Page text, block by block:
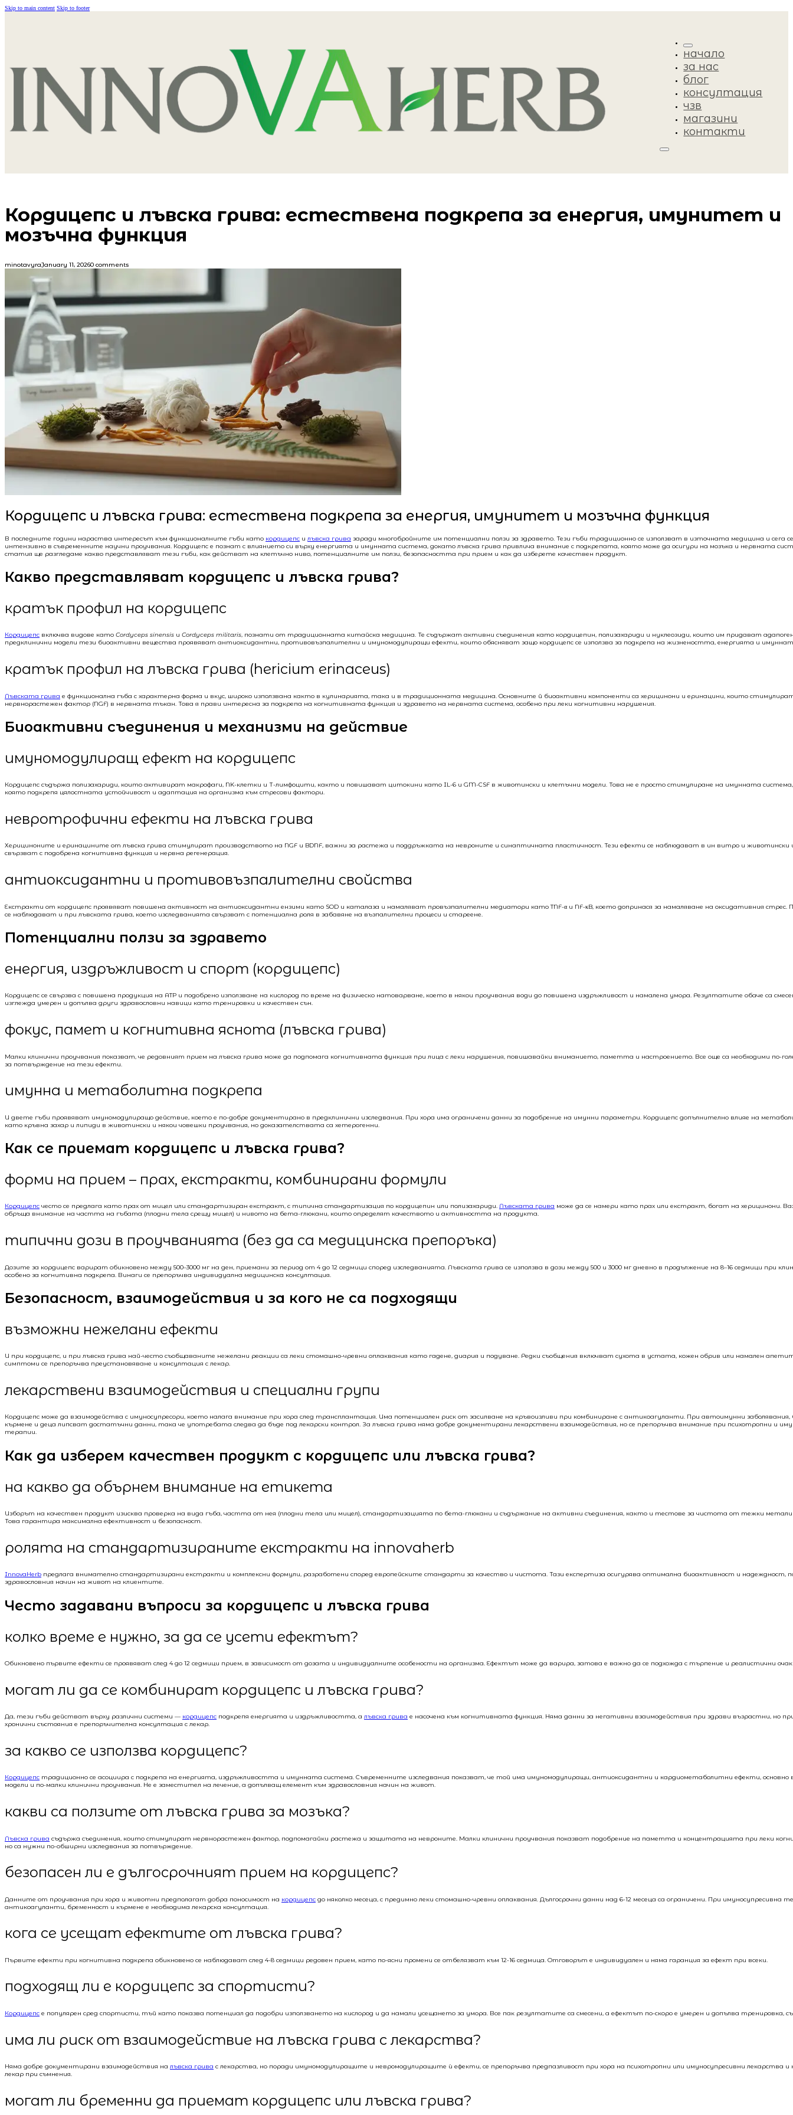
Skip to main content Skip to footer
начало
за нас
блог
консултация
чзв
магазини
контакти
Кордицепс и лъвска грива: естествена подкрепа за енергия, имунитет и
мозъчна функция
minotavyraJanuary 11, 20260 comments
Кордицепс и лъвска грива: естествена подкрепа за енергия, имунитет и мозъчна функция
В последните години нараства интересът към функционалните гъби като кордицепс илъвска грива заради многобройните им потенциални ползи за здравето. Тези гъби традиционно се използват в източната медицина и сега
интензивно в съвременните научни проучвания. Кордицепс е познат с влиянието си върху енергията и имунната система, докато лъвска грива привлича внимание с подкрепата, която може да осигури на мозъка и нервната
статия ще разгледаме какво представляват тези гъби, как действат на клетъчно ниво, потенциалните им ползи, безопасността при прием и как да изберете качествен продукт.
Какво представляват кордицепс и лъвска грива?
кратък профил на кордицепс
Кордицепс включва видове като Cordyceps sinensis и Cordyceps militaris, познати от традиционната китайска медицина. Те съдържат активни съединения като кордицепин, полизахариди и нуклеозиди, които им придават
предклинични модели тези биоактивни вещества проявяват антиоксидантни, противовъзпалителни и имуномодулиращи ефекти, които обясняват защо кордицепс се използва за подкрепа на жизнеността, енергията и
кратък профил на лъвска грива (hericium erinaceus)
Лъвската грива е функционална гъба с характерна форма и вкус, широко използвана както в кулинарията, така и в традиционната медицина. Основните й биоактивни компоненти са херицинони и еринацини, които
нервнорастежен фактор (NGF) в нервната тъкан. Това я прави интересна за подкрепа на когнитивната функция и здравето на нервната система, особено при леки когнитивни нарушения.
Биоактивни съединения и механизми на действие
имуномодулиращ ефект на кордицепс
Кордицепс съдържа полизахариди, които активират макрофаги, NK-клетки и Т-лимфоцити, както и повишават цитокини като IL-6 и GM-CSF в животински и клетъчни модели. Това не е просто стимулиране на имунната
която подкрепя цялостната устойчивост и адаптация на организма към стресови фактори.
невротрофични ефекти на лъвска грива
Херициноните и еринацините от лъвска грива стимулират производството на NGF и BDNF, важни за растежа и поддръжката на невроните и синаптичната пластичност. Тези ефекти се наблюдават в ин витро и животински
свързват с подобрена когнитивна функция и нервна регенерация.
антиоксидантни и противовъзпалителни свойства
Екстракти от кордицепс проявяват повишена активност на антиоксидантни ензими като SOD и каталаза и намаляват провъзпалителни медиатори като TNF-α и NF-κB, което допринася за намаляване на оксидативния стрес.
се наблюдават и при лъвската грива, което изследванията свързват с потенциална роля в забавяне на възпалителни процеси и стареене.
Потенциални ползи за здравето
енергия, издръжливост и спорт (кордицепс)
Кордицепс се свързва с повишена продукция на ATP и подобрено използване на кислород по време на физическо натоварване, което в някои проучвания води до повишена издръжливост и намалена умора. Резултатите обаче са
изглежда умерен и допълва други здравословни навици като тренировки и качествен сън.
фокус, памет и когнитивна яснота (лъвска грива)
Малки клинични проучвания показват, че редовният прием на лъвска грива може да подпомага когнитивната функция при лица с леки нарушения, повишавайки вниманието, паметта и настроението. Все още са необходими по-
за потвърждение на тези ефекти.
имунна и метаболитна подкрепа
И двете гъби проявяват имуномодулиращо действие, което е по-добре документирано в предклинични изследвания. При хора има ограничени данни за подобрение на имунни параметри. Кордицепс допълнително влияе на
като кръвна захар и липиди в животински и някои човешки проучвания, но доказателствата са хетерогенни.
Как се приемат кордицепс и лъвска грива?
форми на прием – прах, екстракти, комбинирани формули
Кордицепс често се предлага като прах от мицел или стандартизиран екстракт, с типична стандартизация по кордицепин или полизахариди. Лъвската грива може да се намери като прах или екстракт, богат на херицинони.
обръща внимание на частта на гъбата (плодни тела срещу мицел) и нивото на бета-глюкани, които определят качеството и активността на продукта.
типични дози в проучванията (без да са медицинска препоръка)
Дозите за кордицепс варират обикновено между 500–3000 мг на ден, приемани за период от 4 до 12 седмици според изследванията. Лъвската грива се използва в дози между 500 и 3000 мг дневно в продължение на 8–16 седмици при
особено за когнитивна подкрепа. Винаги се препоръчва индивидуална медицинска консултация.
Безопасност, взаимодействия и за кого не са подходящи
възможни нежелани ефекти
И при кордицепс, и при лъвска грива най-често съобщаваните нежелани реакции са леки стомашно-чревни оплаквания като гадене, диария и подуване. Редки съобщения включват сухота в устата, кожен обрив или намален
симптоми се препоръчва преустановяване и консултация с лекар.
лекарствени взаимодействия и специални групи
Кордицепс може да взаимодейства с имуносупресори, което налага внимание при хора след трансплантация. Има потенциален риск от засилване на кръвоизливи при комбиниране с антикоагуланти. При автоимунни заболявания,
кърмене и деца липсват достатъчни данни, така че употребата следва да бъде под лекарски контрол. За лъвска грива няма добре документирани лекарствени взаимодействия, но се препоръчва внимание при психотропни и
терапии.
Как да изберем качествен продукт с кордицепс или лъвска грива?
на какво да обърнем внимание на етикета
Изборът на качествен продукт изисква проверка на вида гъба, частта от нея (плодни тела или мицел), стандартизацията по бета-глюкани и съдържание на активни съединения, както и тестове за чистота от тежки
Това гарантира максимална ефективност и безопасност.
ролята на стандартизираните екстракти на innovaherb
InnovaHerb предлага внимателно стандартизирани екстракти и комплексни формули, разработени според европейските стандарти за качество и чистота. Тази експертиза осигурява оптимална биоактивност и надеждност,
здравословния начин на живот на клиентите.
Често задавани въпроси за кордицепс и лъвска грива
колко време е нужно, за да се усети ефектът?
Обикновено първите ефекти се проявяват след 4 до 12 седмици прием, в зависимост от дозата и индивидуалните особености на организма. Ефектът може да варира, затова е важно да се подхожда с търпение и реалистични
могат ли да се комбинират кордицепс и лъвска грива?
Да, тези гъби действат върху различни системи — кордицепс подкрепя енергията и издръжливостта, алъвска грива е насочена към когнитивната функция. Няма данни за негативни взаимодействия при здрави възрастни, но
хронични състояния е препоръчителна консултация с лекар.
за какво се използва кордицепс?
Кордицепс традиционно се асоциира с подкрепа на енергията, издръжливостта и имунната система. Съвременните изследвания показват, че той има имуномодулиращи, антиоксидантни и кардиометаболитни ефекти, основно
модели и по-малки клинични проучвания. Не е заместител на лечение, а допълващ елемент към здравословния начин на живот.
какви са ползите от лъвска грива за мозъка?
Лъвска грива съдържа съединения, които стимулират нервнорастежен фактор, подпомагайки растежа и защитата на невроните. Малки клинични проучвания показват подобрение на паметта и концентрацията при леки
но са нужни по-обширни изследвания за потвърждение.
безопасен ли е дългосрочният прием на кордицепс?
Данните от проучвания при хора и животни предполагат добра поносимост на кордицепс до няколко месеца, с предимно леки стомашно-чревни оплаквания. Дългосрочни данни над 6-12 месеца са ограничени. При имуносупресивна
антикоагуланти, бременност и кърмене е необходима лекарска консултация.
кога се усещат ефектите от лъвска грива?
Първите ефекти при когнитивна подкрепа обикновено се наблюдават след 4-8 седмици редовен прием, като по-ясни промени се отбелязват към 12-16 седмица. Отговорът е индивидуален и няма гаранция за ефект при всеки.
подходящ ли е кордицепс за спортисти?
Кордицепс е популярен сред спортисти, тъй като показва потенциал да подобри използването на кислород и да намали усещането за умора. Все пак резултатите са смесени, а ефектът по-скоро е умерен и допълва тренировка,
има ли риск от взаимодействие на лъвска грива с лекарства?
Няма добре документирани взаимодействия налъвска грива с лекарства, но поради имуномодулиращите и невромодулиращите ѝ ефекти, се препоръчва предпазливост при хора на психотропни или имуносупресивни лекарства и
лекар при съмнения.
могат ли бременни да приемат кордицепс или лъвска грива?